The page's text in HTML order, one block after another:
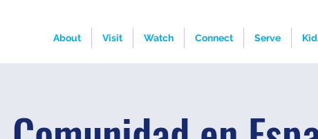
About Visit Watch Connect Serve